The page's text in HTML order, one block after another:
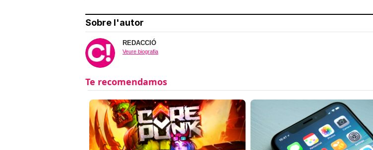
Sobre l'autor
REDACCIÓ
Veure biografia